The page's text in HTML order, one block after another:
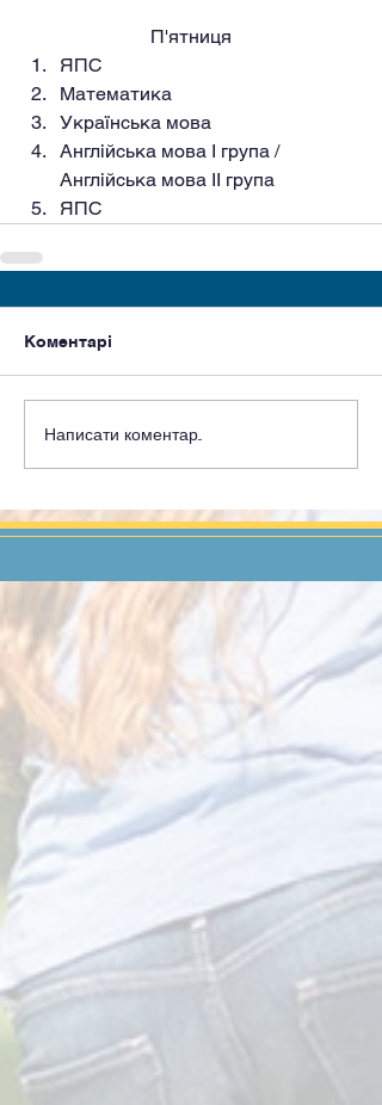
П'ятниця
ЯПС
Математика
Українська мова
Англійська мова I група /
Англійська мова II група
ЯПС
Коментарі
Написати коментар...